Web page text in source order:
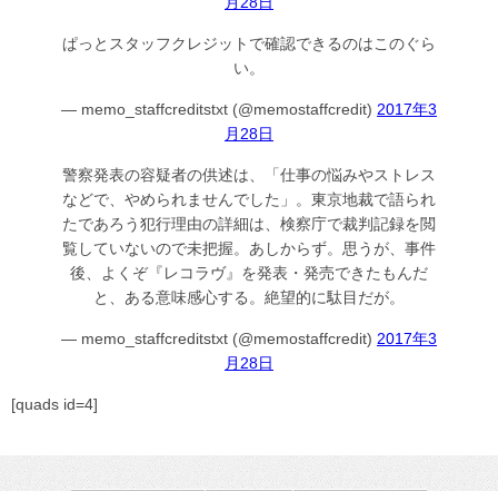
ぱっとスタッフクレジットで確認できるのはこのぐら
い。
— memo_staffcreditstxt (@memostaffcredit) 2017年3
月28日
警察発表の容疑者の供述は、「仕事の悩みやストレス
などで、やめられませんでした」。東京地裁で語られ
たであろう犯行理由の詳細は、検察庁で裁判記録を閲
覧していないので未把握。あしからず。思うが、事件
後、よくぞ『レコラヴ』を発表・発売できたもんだ
と、ある意味感心する。絶望的に駄目だが。
— memo_staffcreditstxt (@memostaffcredit) 2017年3
月28日
[quads id=4]